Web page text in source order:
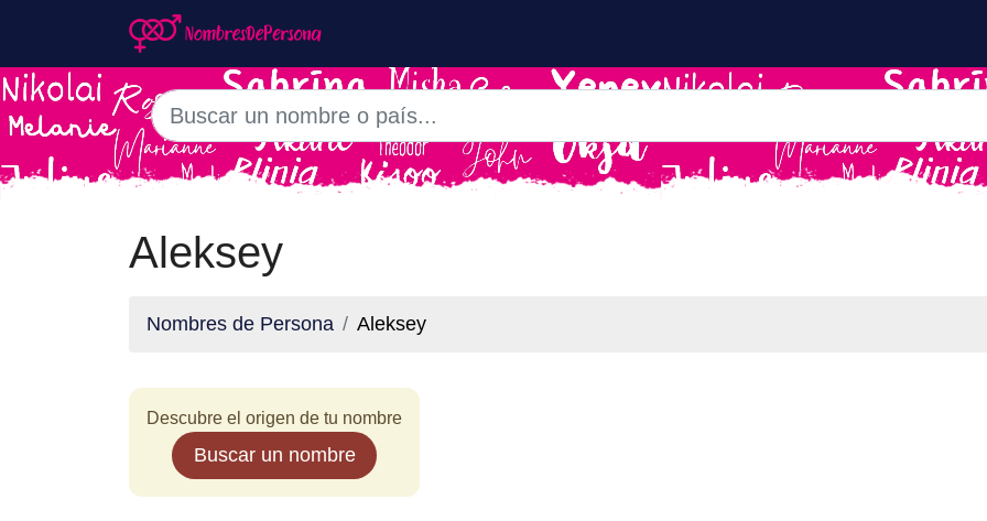
Aleksey
Nombres de Persona Aleksey
Descubre el origen de tu nombre
Buscar un nombre